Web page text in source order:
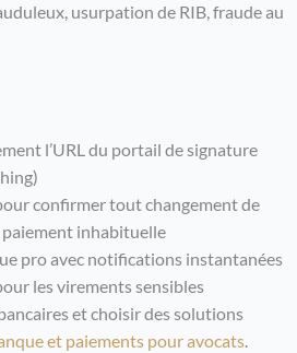
usurpation de RIB, fraude au
l’URL du portail de signature
confirmer tout changement de
inhabituelle
pro avec notifications instantanées
les virements sensibles
et choisir des solutions
et paiements pour avocats.